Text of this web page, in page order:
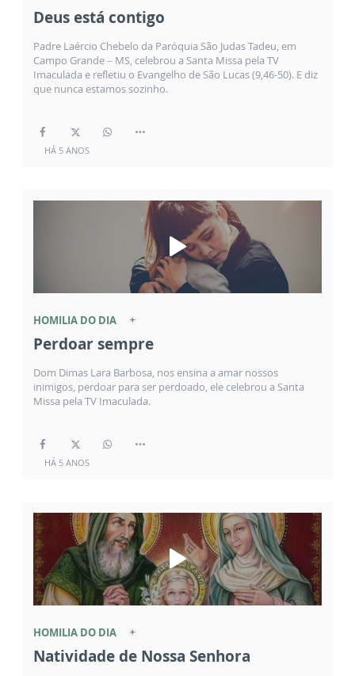
Deus está contigo
Padre Laércio Chebelo da Paróquia São Judas Tadeu, em
Campo Grande – MS, celebrou a Santa Missa pela TV
Imaculada e refletiu o Evangelho de São Lucas (9,46-50). E diz
que nunca estamos sozinho.
HÁ 5 ANOS
HOMILIA DO DIA
Perdoar sempre
Dom Dimas Lara Barbosa, nos ensina a amar nossos
inimigos, perdoar para ser perdoado, ele celebrou a Santa
Missa pela TV Imaculada.
HÁ 5 ANOS
HOMILIA DO DIA
Natividade de Nossa Senhora